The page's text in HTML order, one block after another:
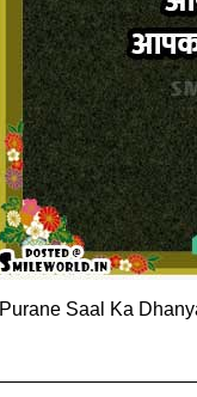
Purane Saal Ka